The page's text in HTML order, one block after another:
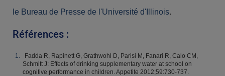
le Bureau de Presse de l'Université d'Illinois.
Références :
Fadda R, Rapinett G, Grathwohl D, Parisi M, Fanari R, Calo CM,
Schmitt J: Effects of drinking supplementary water at school on
cognitive performance in children. Appetite 2012;59:730-737.